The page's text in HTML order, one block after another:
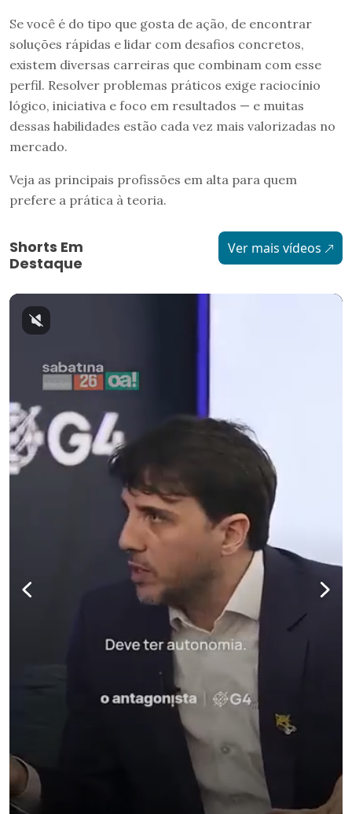
Se você é do tipo que gosta de ação, de encontrar
soluções rápidas e lidar com desafios concretos,
existem diversas carreiras que combinam com esse
perfil. Resolver problemas práticos exige raciocínio
lógico, iniciativa e foco em resultados — e muitas
dessas habilidades estão cada vez mais valorizadas no
mercado.
Veja as principais profissões em alta para quem
prefere a prática à teoria.
Shorts Em
Destaque
Ver mais vídeos